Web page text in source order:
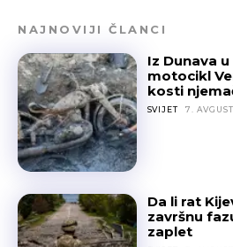
NAJNOVIJI ČLANCI
Iz Dunava
motocikl
kosti
SVIJET 7.
Da li rat
završnu
zaplet